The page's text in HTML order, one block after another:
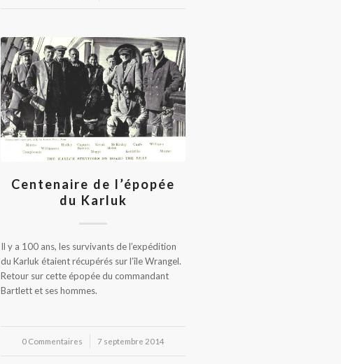
Centenaire de l’épopée
du Karluk
Il y a 100 ans, les survivants de l’expédition
du Karluk étaient récupérés sur l’île Wrangel.
Retour sur cette épopée du commandant
Bartlett et ses hommes.
0 Commentaires
/ 7 septembre 2014